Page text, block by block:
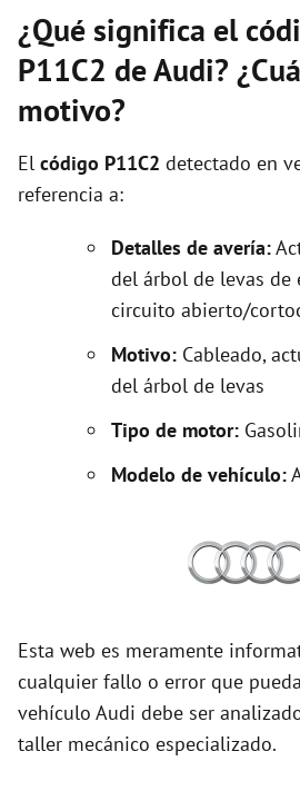
¿Qué significa el
P11C2 de Audi?
motivo?
El código P11C2 detectado en
referencia a:
Detalles de avería:
del árbol de levas de
circuito abierto/
Motivo: Cableado,
del árbol de levas
Tipo de motor:
Modelo de vehículo:
Esta web es meramente
cualquier fallo o error que
vehículo Audi debe ser
taller mecánico especializado.